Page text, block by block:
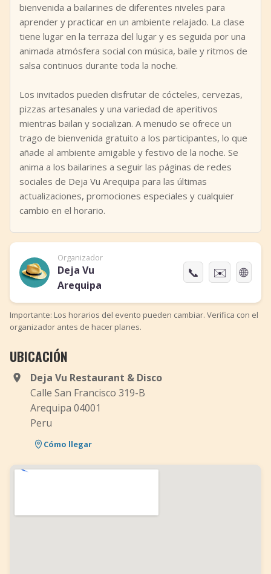
bienvenida a bailarines de diferentes niveles para
aprender y practicar en un ambiente relajado. La clase
tiene lugar en la terraza del lugar y es seguida por una
animada atmósfera social con música, baile y ritmos de
salsa continuos durante toda la noche.
Los invitados pueden disfrutar de cócteles, cervezas,
pizzas artesanales y una variedad de aperitivos
mientras bailan y socializan. A menudo se ofrece un
trago de bienvenida gratuito a los participantes, lo que
añade al ambiente amigable y festivo de la noche. Se
anima a los bailarines a seguir las páginas de redes
sociales de Deja Vu Arequipa para las últimas
actualizaciones, promociones especiales y cualquier
cambio en el horario.
Organizador
Deja Vu
Arequipa
📞 ✉️ 🌐
Importante: Los horarios del evento pueden cambiar. Verifica con el
organizador antes de hacer planes.
UBICACIÓN
Deja Vu Restaurant & Disco
Calle San Francisco 319-B
Arequipa 04001
Peru
Cómo llegar